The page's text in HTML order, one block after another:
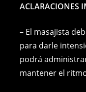
ACLARACIONES
– El masajista
para darle
podrá
mantener el